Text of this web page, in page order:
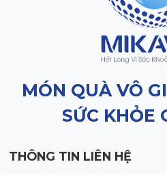
MÓN QUÀ VÔ
SỨC KHỎE
THÔNG TIN LIÊN HỆ